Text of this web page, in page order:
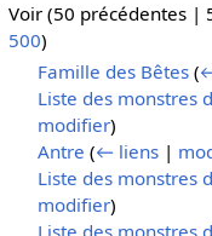
Voir (50 précédentes|
500)
Famille des Bêtes (
Liste des monstres
modifier)
Antre (← liens |
Liste des monstres
modifier)